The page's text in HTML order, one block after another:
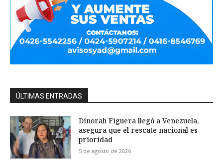
ÚLTIMAS ENTRADAS
Dinorah Figuera llegó a Venezuela,
asegura que el rescate nacional es
prioridad
5 de agosto de 2026